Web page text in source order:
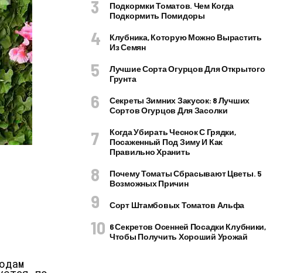
Подкормки Томатов. Чем Когда
Подкормить Помидоры
Клубника, Которую Можно Вырастить
Из Семян
Лучшие Сорта Огурцов Для Открытого
Грунта
Секреты Зимних Закусок: 8 Лучших
Сортов Огурцов Для Засолки
Когда Убирать Чеснок С Грядки,
Посаженный Под Зиму И Как
Правильно Хранить
Почему Томаты Сбрасывают Цветы. 5
Возможных Причин
Сорт Штамбовых Томатов Альфа
6 Секретов Осенней Посадки Клубники,
Чтобы Получить Хороший Урожай